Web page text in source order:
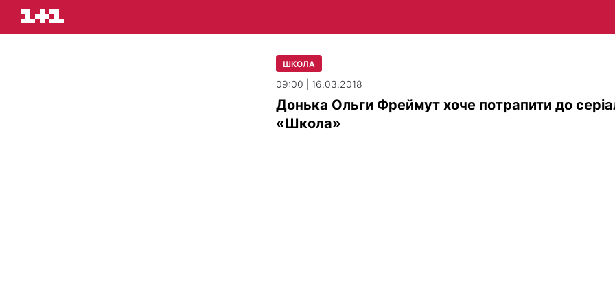
ШКОЛА
09:00 | 16.03.2018
Донька Ольги Фреймут хоче потрапити до
«Школа»